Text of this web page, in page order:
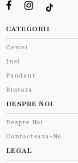
CATEGORII
Cercei
Inel
Pandant
Bratara
DESPRE NOI
Despre Noi
Contacteaza-Ne
LEGAL